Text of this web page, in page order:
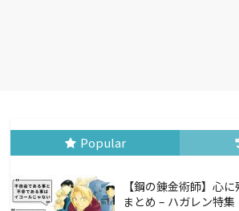
Popular
【鋼の錬金術師】心
まとめ – ハガレン特集